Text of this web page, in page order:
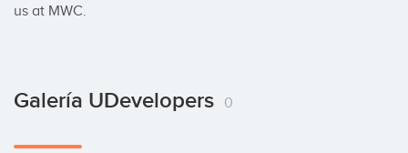
us at MWC.
Galería UDevelopers 0